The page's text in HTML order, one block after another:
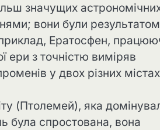
значущих
вони були результатом
Ератосфен,
ери з точністю виміряв
у двох різних
(Птолемей), яка
була спростована, вона